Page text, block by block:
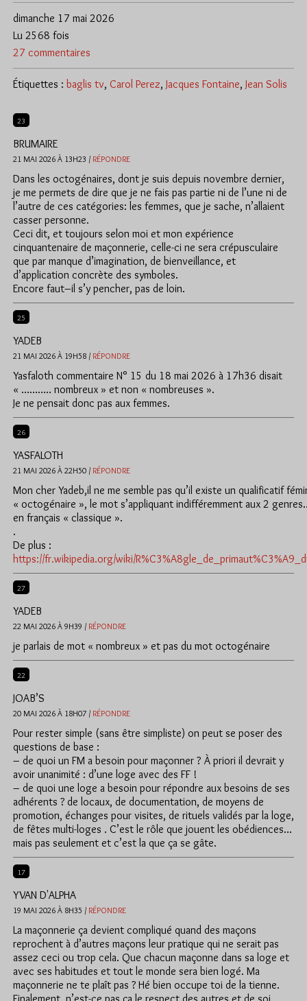
dimanche 17 mai 2026
27 commentaires
Lu 2568 fois
Étiquettes : baglis tv, Carol Perez, Jacques Fontaine, Jean Solis
23
BRUMAIRE
21 MAI 2026 À 13H23 / RÉPONDRE
Dans les octogénaires, dont je suis depuis novembre dernier,
je me permets de dire que je ne fais pas partie ni de l’une ni de
l’autre de ces catégories: les femmes, que je sache, n’allaient
casser personne.
Ceci dit, et toujours selon moi et mon expérience
cinquantenaire de maçonnerie, celle-ci ne sera crépusculaire
que par manque d’imagination, de bienveillance, et
d’application concrète des symboles.
Encore faut–il s’y pencher, pas de loin.
25
YADEB
21 MAI 2026 À 19H58 / RÉPONDRE
Yasfaloth commentaire N° 15 du 18 mai 2026 à 17h36 disait
« ……….. nombreux » et non « nombreuses ».
Je ne pensait donc pas aux femmes.
26
YASFALOTH
21 MAI 2026 À 22H50 / RÉPONDRE
Mon cher Yadeb,il ne me semble pas qu’il existe un qualificatif
« octogénaire », le mot s’appliquant indifféremment aux 2
en français « classique ».
.
De plus :
https://fr.wikipedia.org/wiki/
27
YADEB
22 MAI 2026 À 9H39 / RÉPONDRE
je parlais de mot « nombreux » et pas du mot octogénaire
22
JOAB’S
20 MAI 2026 À 18H07 / RÉPONDRE
Pour rester simple (sans être simpliste) on peut se poser des
questions de base :
– de quoi un FM a besoin pour maçonner ? À priori il devrait y
avoir unanimité : d’une loge avec des FF !
– de quoi une loge a besoin pour répondre aux besoins de ses
adhérents ? de locaux, de documentation, de moyens de
promotion, échanges pour visites, de rituels validés par la loge,
de fêtes multi-loges . C’est le rôle que jouent les obédiences…
mais pas seulement et c’est la que ça se gâte.
17
YVAN D'ALPHA
19 MAI 2026 À 8H35 / RÉPONDRE
La maçonnerie ça devient compliqué quand des maçons
reprochent à d’autres maçons leur pratique qui ne serait pas
assez ceci ou trop cela. Que chacun maçonne dans sa loge et
avec ses habitudes et tout le monde sera bien logé. Ma
maçonnerie ne te plaît pas ? Hé bien occupe toi de la tienne.